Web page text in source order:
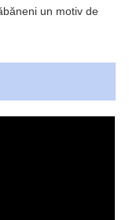
un motiv de